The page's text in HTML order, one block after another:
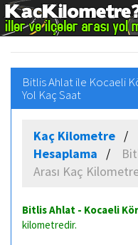
Bitlis Ahlat ile Kocaeli
Yol Kaç Saat
Kaç Kilometre
Hesaplama
Arası Kaç
Bitlis Ahlat - Kocaeli
kilometredir.